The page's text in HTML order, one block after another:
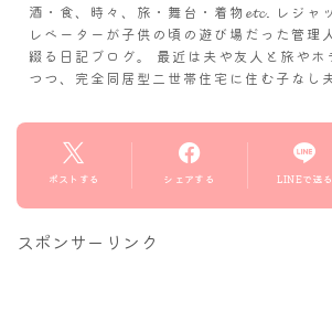
酒・食、時々、旅・舞台・着物𝓮𝓽𝓬. レジャ
レベーターが子供の頃の遊び場だった管理
綴る日記ブログ。 最近は夫や友人と旅やホ
つつ、完全同居型二世帯住宅に住む子なし
ポストする シェアする LINEで送る
スポンサーリンク